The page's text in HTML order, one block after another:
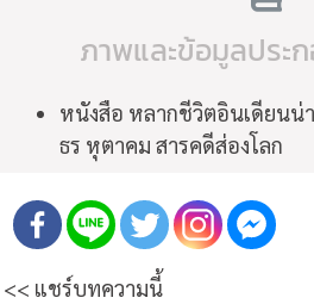
ภาพและข้อมูลประ
หนังสือ หลากชีวิตอินเดียนน่
ธร หุตาคม สารคดีส่องโลก
<< แชร์บทความนี้